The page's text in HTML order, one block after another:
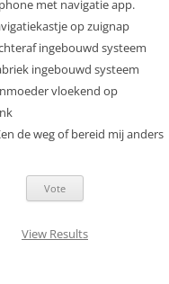
met navigatie app.
op zuignap
ingebouwd systeem
ingebouwd systeem
vloekend op
de weg of bereid mij anders
View Results